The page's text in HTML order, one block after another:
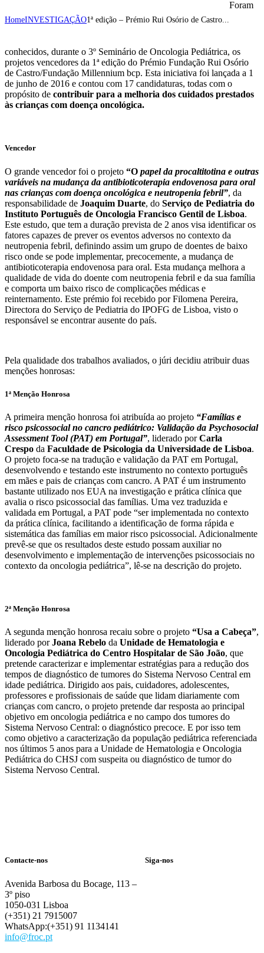
HomeINVESTIGAÇÃO1ª edição – Prémio Rui Osório de Castro...
Foram
conhecidos, durante o 3º Seminário de Oncologia Pediátrica, os
projetos vencedores da 1ª edição do Prémio Fundação Rui Osório
de Castro/Fundação Millennium bcp. Esta iniciativa foi lançada a 1
de junho de 2016 e contou com 17 candidaturas, todas com o
propósito de contribuir para a melhoria dos cuidados prestados
às crianças com doença oncológica.
Vencedor
O grande vencedor foi o projeto “O papel da procaltitotina e outras
variáveis na mudança da antibioticoterapia endovenosa para oral
nas crianças com doença oncológica e neutropenia febril”, da
responsabilidade de Joaquim Duarte, do Serviço de Pediatria do
Instituto Português de Oncologia Francisco Gentil de Lisboa.
Este estudo, que tem a duração prevista de 2 anos visa identificar os
fatores capazes de prever os eventos adversos no contexto da
neutropenia febril, definindo assim um grupo de doentes de baixo
risco onde se pode implementar, precocemente, a mudança de
antibioticoterapia endovenosa para oral. Esta mudança melhora a
qualidade de vida do doente com neutropenia febril e da sua família
e comporta um baixo risco de complicações médicas e
reinternamento. Este prémio foi recebido por Filomena Pereira,
Directora do Serviço de Pediatria do IPOFG de Lisboa, visto o
responsável se encontrar ausente do país.
Pela qualidade dos trabalhos avaliados, o júri decidiu atribuir duas
menções honrosas:
1ª Menção Honrosa
A primeira menção honrosa foi atribuída ao projeto “Famílias e
risco psicossocial no cancro pediátrico: Validação da Psychosocial
Assessment Tool (PAT) em Portugal”, liderado porCarla
Crespo da Faculdade de Psicologia da Universidade de Lisboa.
O projeto foca-se na tradução e validação da PAT em Portugal,
desenvolvendo e testando este instrumento no contexto português
em mães e pais de crianças com cancro. A PAT é um instrumento
bastante utilizado nos EUA na investigação e prática clínica que
avalia o risco psicossocial das famílias. Uma vez traduzida e
validada em Portugal, a PAT pode “ser implementada no contexto
da prática clínica, facilitando a identificação de forma rápida e
sistemática das famílias em maior risco psicossocial. Adicionalmente
prevê-se que os resultados deste estudo possam auxiliar no
desenvolvimento e implementação de intervenções psicossociais no
contexto da oncologia pediátrica”, lê-se na descrição do projeto.
2ª Menção Honrosa
A segunda menção honrosa recaiu sobre o projeto “Usa a Cabeça”,
liderado porJoana Rebelo da Unidade de Hematologia e
Oncologia Pediátrica do Centro Hospitalar de São João, que
pretende caracterizar e implementar estratégias para a redução dos
tempos de diagnóstico de tumores do Sistema Nervoso Central em
idade pediátrica. Dirigido aos pais, cuidadores, adolescentes,
professores e profissionais de saúde que lidam diariamente com
crianças com cancro, o projeto pretende dar resposta ao principal
objetivo em oncologia pediátrica e no campo dos tumores do
Sistema Nervoso Central: o diagnóstico precoce. E por isso tem
como objetivo a caracterização da população pediátrica referenciada
nos últimos 5 anos para a Unidade de Hematologia e Oncologia
Pediátrica do CHSJ com suspeita ou diagnóstico de tumor do
Sistema Nervoso Central.
Contacte-nos
Avenida Barbosa du Bocage, 113 –
3º piso
1050-031 Lisboa
(+351) 21 7915007
WhatsApp:(+351) 91 1134141
info@froc.pt
Siga-nos